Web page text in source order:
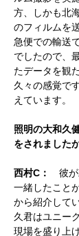
方、しかも北
のフィルムを
急便での輸送
でしたので、
たデータを観
久々の感覚で
えています。
照明の大和久
をされました
西村C： 彼
一緒したこと
から紹介して
久君はユニー
現場を盛り上